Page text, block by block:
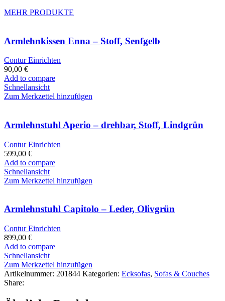
MEHR PRODUKTE
Armlehnkissen Enna – Stoff, Senfgelb
Contur Einrichten
90,00 €
Add to compare
Schnellansicht
Zum Merkzettel hinzufügen
Armlehnstuhl Aperio – drehbar, Stoff, Lindgrün
Contur Einrichten
599,00 €
Add to compare
Schnellansicht
Zum Merkzettel hinzufügen
Armlehnstuhl Capitolo – Leder, Olivgrün
Contur Einrichten
899,00 €
Add to compare
Schnellansicht
Zum Merkzettel hinzufügen
Artikelnummer: 201844 Kategorien: Ecksofas, Sofas & Couches
Share: